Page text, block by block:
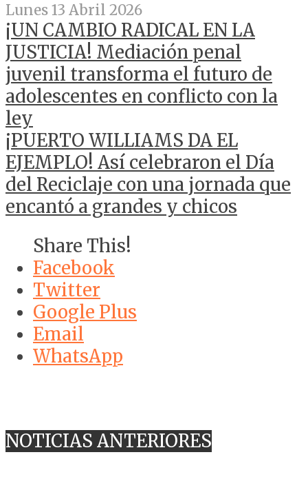
Lunes 13 Abril 2026
¡UN CAMBIO RADICAL EN LA
JUSTICIA! Mediación penal
juvenil transforma el futuro de
adolescentes en conflicto con la
ley
¡PUERTO WILLIAMS DA EL
EJEMPLO! Así celebraron el Día
del Reciclaje con una jornada que
encantó a grandes y chicos
Share This!
Facebook
Twitter
Google Plus
Email
WhatsApp
NOTICIAS ANTERIORES